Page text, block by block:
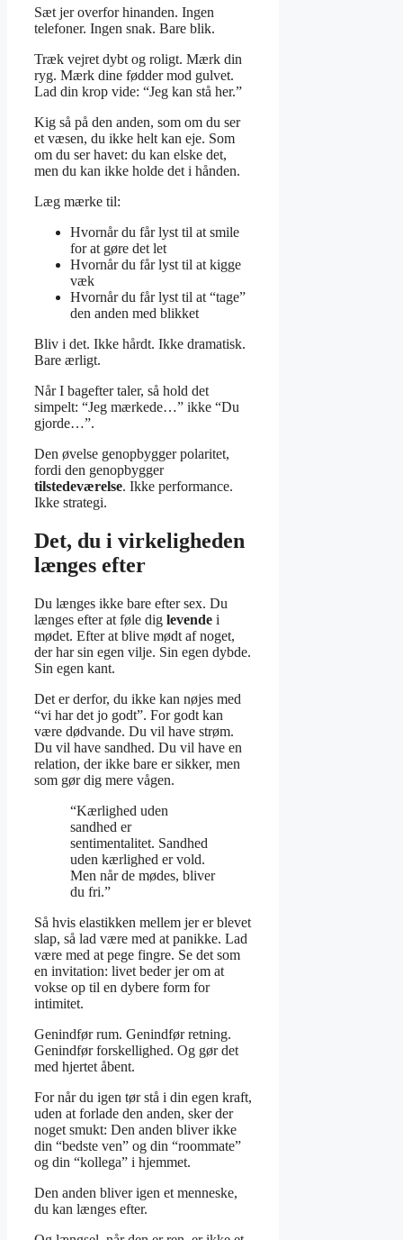
Sæt jer overfor hinanden. Ingen
telefoner. Ingen snak. Bare blik.
Træk vejret dybt og roligt. Mærk din
ryg. Mærk dine fødder mod gulvet.
Lad din krop vide: “Jeg kan stå her.”
Kig så på den anden, som om du ser
et væsen, du ikke helt kan eje. Som
om du ser havet: du kan elske det,
men du kan ikke holde det i hånden.
Læg mærke til:
Hvornår du får lyst til at smile
for at gøre det let
Hvornår du får lyst til at kigge
væk
Hvornår du får lyst til at “tage”
den anden med blikket
Bliv i det. Ikke hårdt. Ikke dramatisk.
Bare ærligt.
Når I bagefter taler, så hold det
simpelt: “Jeg mærkede…” ikke “Du
gjorde…”.
Den øvelse genopbygger polaritet,
fordi den genopbygger
tilstedeværelse. Ikke performance.
Ikke strategi.
Det, du i virkeligheden
længes efter
Du længes ikke bare efter sex. Du
længes efter at føle dig levende i
mødet. Efter at blive mødt af noget,
der har sin egen vilje. Sin egen dybde.
Sin egen kant.
Det er derfor, du ikke kan nøjes med
“vi har det jo godt”. For godt kan
være dødvande. Du vil have strøm.
Du vil have sandhed. Du vil have en
relation, der ikke bare er sikker, men
som gør dig mere vågen.
“Kærlighed uden
sandhed er
sentimentalitet. Sandhed
uden kærlighed er vold.
Men når de mødes, bliver
du fri.”
Så hvis elastikken mellem jer er blevet
slap, så lad være med at panikke. Lad
være med at pege fingre. Se det som
en invitation: livet beder jer om at
vokse op til en dybere form for
intimitet.
Genindfør rum. Genindfør retning.
Genindfør forskellighed. Og gør det
med hjertet åbent.
For når du igen tør stå i din egen kraft,
uden at forlade den anden, sker der
noget smukt: Den anden bliver ikke
din “bedste ven” og din “roommate”
og din “kollega” i hjemmet.
Den anden bliver igen et menneske,
du kan længes efter.